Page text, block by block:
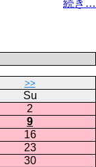
続き…
>>
Su
2
9
16
23
30